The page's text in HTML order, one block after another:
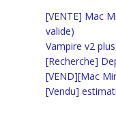
[VENTE] Mac
valide)
Vampire v2
[Recherche]
[VEND][Mac
[Vendu]